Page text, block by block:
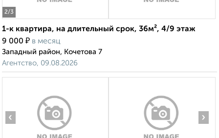
2/3
1-к квартира, на длительный срок, 36м², 4/9 этаж
9 000 ₽ в месяц
Западный район, Кочетова 7
Агентство, 09.08.2026
‹ ›